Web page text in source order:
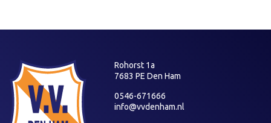
Rohorst 1a
7683 PE Den Ham
0546-671666
info@vvdenham.nl